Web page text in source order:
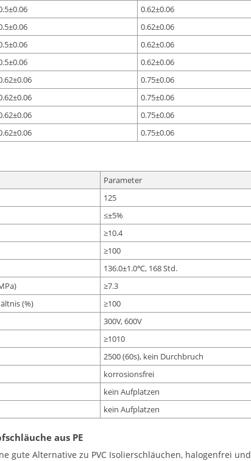
0.62±0.06
0.62±0.06
0.62±0.06
0.62±0.06
0.75±0.06
0.75±0.06
0.75±0.06
0.75±0.06
Parameter
125
≤±5%
≥10.4
≥100
136.0±1.0℃, 168 Std.
≥7.3
(%)
≥100
300V, 600V
≥1010
2500 (60s), kein Durchbruch
korrosionsfrei
kein Aufplatzen
kein Aufplatzen
aus PE
gute Alternative zu PVC Isolierschläuchen, halogenfrei und